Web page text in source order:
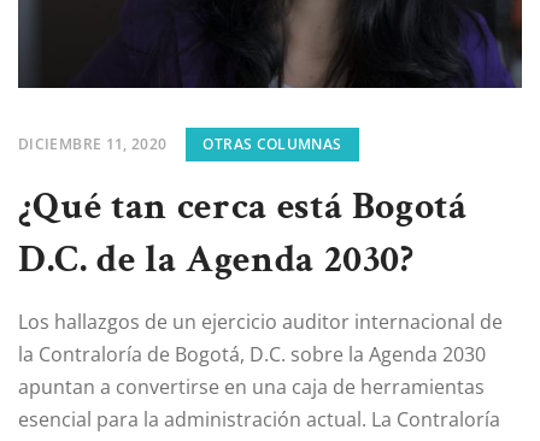
DICIEMBRE 11, 2020 OTRAS COLUMNAS
¿Qué tan cerca está Bogotá
D.C. de la Agenda 2030?
Los hallazgos de un ejercicio auditor internacional de
la Contraloría de Bogotá, D.C. sobre la Agenda 2030
apuntan a convertirse en una caja de herramientas
esencial para la administración actual. La Contraloría